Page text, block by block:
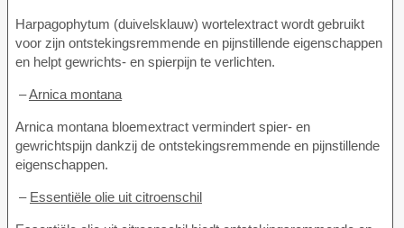
Harpagophytum (duivelsklauw) wortelextract wordt gebruikt
voor zijn ontstekingsremmende en pijnstillende eigenschappen
en helpt gewrichts- en spierpijn te verlichten.
–Arnica montana
Arnica montana bloemextract vermindert spier- en
gewrichtspijn dankzij de ontstekingsremmende en pijnstillende
eigenschappen.
– Essentiële olie uit citroenschil